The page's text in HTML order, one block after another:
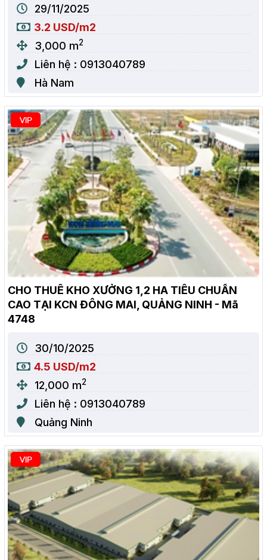
29/11/2025
3.2 USD/m2
3,000 m2
Liên hệ : 0913040789
Hà Nam
CHO THUÊ KHO XƯỞNG 1,2 HA TIÊU CHUẨN
CAO TẠI KCN ĐÔNG MAI, QUẢNG NINH - Mã
4748
30/10/2025
4.5 USD/m2
12,000 m2
Liên hệ : 0913040789
Quảng Ninh